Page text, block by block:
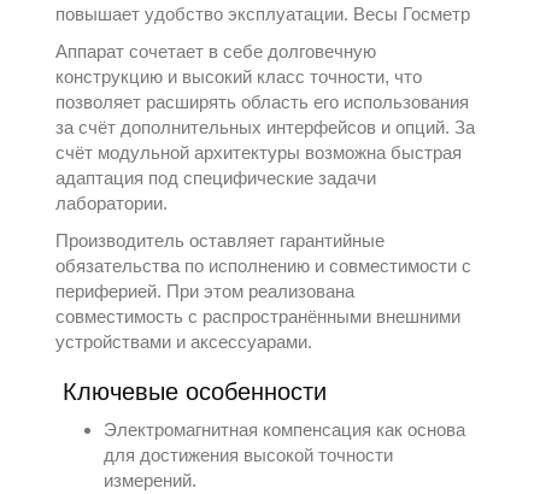
повышает удобство эксплуатации. Весы Госметр
Аппарат сочетает в себе долговечную
конструкцию и высокий класс точности, что
позволяет расширять область его использования
за счёт дополнительных интерфейсов и опций. За
счёт модульной архитектуры возможна быстрая
адаптация под специфические задачи
лаборатории.
Производитель оставляет гарантийные
обязательства по исполнению и совместимости с
периферией. При этом реализована
совместимость с распространёнными внешними
устройствами и аксессуарами.
Ключевые особенности
Электромагнитная компенсация как основа
для достижения высокой точности
измерений.